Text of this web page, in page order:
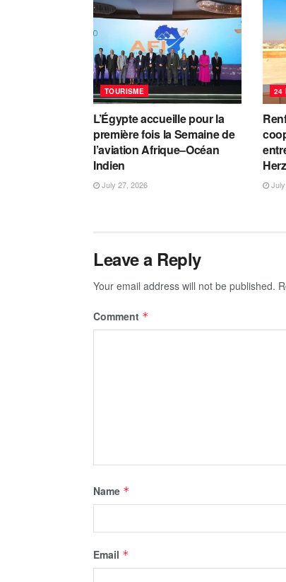
TOURISME
L’Égypte accueille pour la
première fois la Semaine de
l’aviation Afrique–Océan
Indien
July 27, 2026
24
July
Leave a Reply
Your email address will not be published.
Comment *
Name *
Email *